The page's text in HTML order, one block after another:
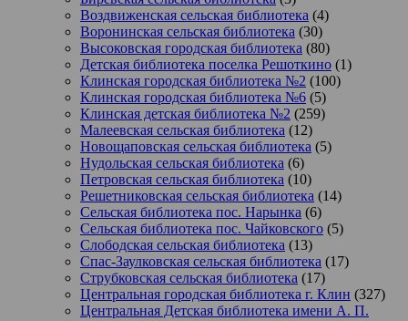
Воздвиженская сельская библиотека (4)
Воронинская сельская библиотека (30)
Высоковская городская библиотека (80)
Детская библиотека поселка Решоткино (1)
Клинская городская библиотека №2 (100)
Клинская городская библиотека №6 (5)
Клинская детская библиотека №2 (259)
Малеевская сельская библиотека (12)
Новощаповская сельская библиотека (5)
Нудольская сельская библиотека (6)
Петровская сельская библиотека (10)
Решетниковская сельская библиотека (14)
Сельская библиотека пос. Нарынка (6)
Сельская библиотека пос. Чайковского (5)
Слободская сельская библиотека (13)
Спас-Заулковская сельская библиотека (17)
Струбковская сельская библиотека (17)
Центральная городская библиотека г. Клин (327)
Центральная Детская библиотека имени А. П.